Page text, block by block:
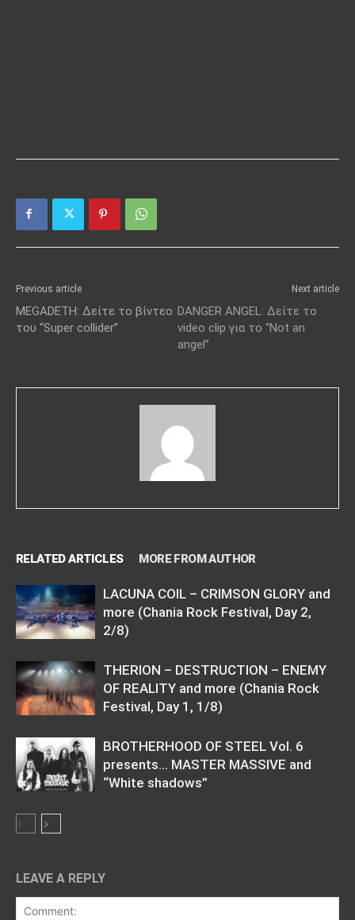
Previous article
MEGADETH: Δείτε το βίντεο
του “Super collider”
Next article
DANGER ANGEL: Δείτε το
video clip για το “Not an
angel”
RELATED ARTICLES MORE FROM AUTHOR
LACUNA COIL – CRIMSON GLORY and
more (Chania Rock Festival, Day 2,
2/8)
THERION – DESTRUCTION – ENEMY
OF REALITY and more (Chania Rock
Festival, Day 1, 1/8)
BROTHERHOOD OF STEEL Vol. 6
presents… MASTER MASSIVE and
“White shadows”
LEAVE A REPLY